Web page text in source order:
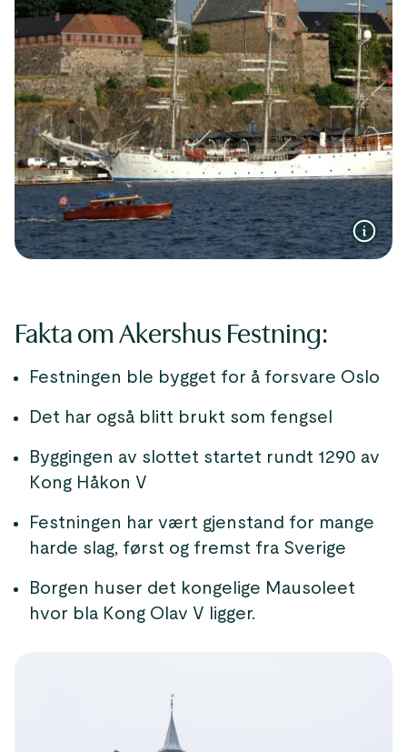
Fakta om Akershus Festning:
Festningen ble bygget for å forsvare Oslo
Det har også blitt brukt som fengsel
Byggingen av slottet startet rundt 1290 av
Kong Håkon V
Festningen har vært gjenstand for mange
harde slag, først og fremst fra Sverige
Borgen huser det kongelige Mausoleet
hvor bla Kong Olav V ligger.